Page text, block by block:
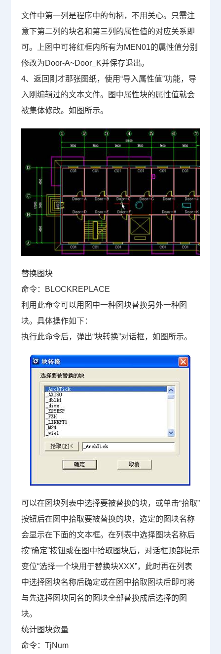
文件中第一列是程序中的句柄，不用关心。只需注
意下第二列的块名和第三列的属性值的对应关系即
可。上图中可将红框内所有为MEN01的属性值分别
修改为Door-A~Door_K并保存退出。
4、返回刚才那张图纸，使用“导入属性值”功能，导
入刚编辑过的文本文件。图中属性块的属性值就会
被集体修改。如图所示。
替换图块
命令：
BLOCKREPLACE
利用此命令可以用图中一种图块替换另外一种图
块。具体操作如下：
执行此命令后，弹出“块转换”对话框，如图所示。
可以在图块列表中选择要被替换的块，或单击“拾取”
按钮后在图中拾取要被替换的块，选定的图块名称
会显示在下面的文本框。在列表中选择图块名称后
按“确定”按钮或在图中拾取图块后，对话框顶部提示
变位“选择一个块用于替换块XXX”，此时再在列表
中选择图块名称后确定或在图中拾取图块后即可将
与先选择图块同名的图块全部替换成后选择的图
块。
统计图块数量
命令： TjNum